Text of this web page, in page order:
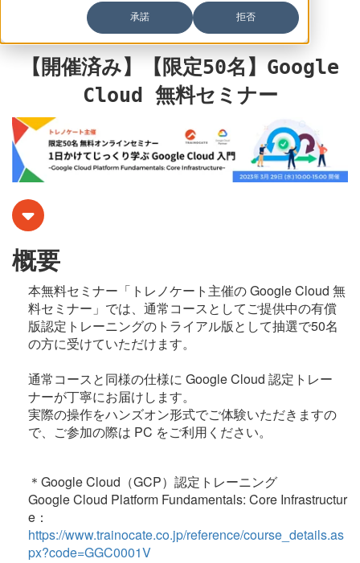
承諾 拒否
【開催済み】【限定50名】Google
Cloud 無料セミナー
概要
本無料セミナー「トレノケート主催の Google Cloud 無
料セミナー」では、通常コースとしてご提供中の有償
版認定トレーニングのトライアル版として抽選で50名
の方に受けていただけます。
通常コースと同様の仕様に Google Cloud 認定トレー
ナーが丁寧にお届けします。
実際の操作をハンズオン形式でご体験いただきますの
で、ご参加の際は PC をご利用ください。
＊Google Cloud（GCP）認定トレーニング
Google Cloud Platform Fundamentals: Core Infrastructur
e：
https://www.trainocate.co.jp/reference/course_details.as
px?code=GGC0001V